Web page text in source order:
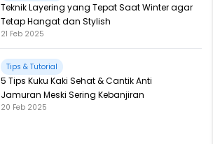
Teknik Layering yang Tepat Saat Winter agar
Tetap Hangat dan Stylish
21 Feb 2025
Tips & Tutorial
5 Tips Kuku Kaki Sehat & Cantik Anti
Jamuran Meski Sering Kebanjiran
20 Feb 2025